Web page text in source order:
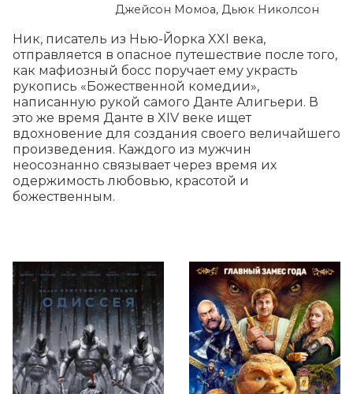
Джейсон Момоа, Дьюк Николсон
Ник, писатель из Нью-Йорка XXI века,
отправляется в опасное путешествие после того,
как мафиозный босс поручает ему украсть
рукопись «Божественной комедии»,
написанную рукой самого Данте Алигьери. В
это же время Данте в XIV веке ищет
вдохновение для создания своего величайшего
произведения. Каждого из мужчин
неосознанно связывает через время их
одержимость любовью, красотой и
божественным.